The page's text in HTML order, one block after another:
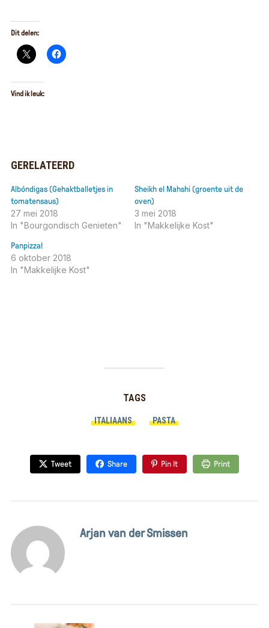
Dit delen:
Vind ik leuk:
GERELATEERD
Albóndigas (Gehaktballetjes in
tomatensaus)
27 mei 2018
In "Bourgondisch Genieten"
Sheikh el Mahshi (groente uit de
oven)
3 mei 2018
In "Makkelijke Kost"
Panpizza!
6 oktober 2018
In "Makkelijke Kost"
TAGS
ITALIAANS PASTA
Tweet Share Pin It Print
Arjan van der Smissen